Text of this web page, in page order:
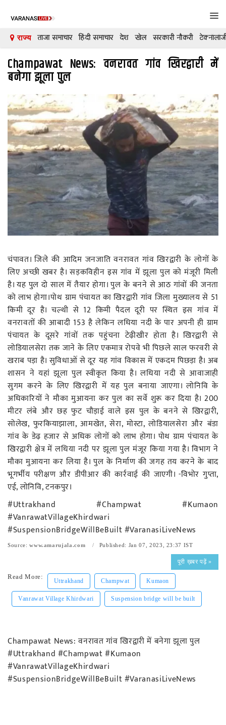
राज्य ताजा समाचार हिंदी समाचार देश खेल सरकारी नौकरी
देश
मनोरंजन
शिक्षा
कारोबार
खेल
क्रिकेट
टेक्नॉलॉजी
रोजगार
Champawat News: वनरावत गांव खिरद्वारी में
बनेगा झूला पुल
चंपावत। जिले की आदिम जनजाति वनरावत गांव खिरद्वारी के लोगों के
लिए अच्छी खबर है। सड़कविहीन इस गांव में झूला पुल को मंजूरी मिली
है। यह पुल दो साल में तैयार होगा। पुल के बनने से आठ गांवों की जनता
को लाभ होगा।पोथ ग्राम पंचायत का खिरद्वारी गांव जिला मुख्यालय से 51
किमी दूर है। चल्थी से 12 किमी पैदल दूरी पर स्थित इस गांव में
वनरावतों की आबादी 153 है लेकिन लधिया नदी के पार अपनी ही ग्राम
पंचायत के दूसरे गांवों तक पहुंचना टेढ़ीखीर होता है। खिरद्वारी से
लोडियालसेरा तक जाने के लिए एकमात्र रोपवे भी पिछले साल फरवरी से
खराब पड़ा है। सुविधाओं से दूर यह गांव विकास में एकदम पिछड़ा है। अब
शासन ने यहां झूला पुल स्वीकृत किया है। लधिया नदी से आवाजाही
सुगम करने के लिए खिरद्वारी में यह पुल बनाया जाएगा। लोनिवि के
अधिकारियों ने मौका मुआयना कर पुल का सर्वे शुरू कर दिया है। 200
मीटर लंबे और छह फुट चौड़ाई वाले इस पुल के बनने से खिरद्वारी,
सोलेख, फुरकियाझाला, आमखेत, सेरा, मोस्टा, लोडियालसेरा और बंडा
गांव के डेढ़ हजार से अधिक लोगों को लाभ होगा। पोथ ग्राम पंचायत के
खिरद्वारी क्षेत्र में लधिया नदी पर झूला पुल मंजूर किया गया है। विभाग ने
मौका मुआयना कर लिया है। पुल के निर्माण की जगह तय करने के बाद
भूगर्भीय परीक्षण और डीपीआर की कार्रवाई की जाएगी। -विभोर गुप्ता,
एई, लोनिवि, टनकपुर।
#Uttrakhand #Champwat #Kumaon
#VanrawatVillageKhirdwari
#SuspensionBridgeWillBeBuilt #VaranasiLiveNews
Source:www.amarujala.com Published: Jan 07, 2023, 23:37 IST
पूरी ख़बर पढ़ें »
Read More:
Uttrakhand Champwat Kumaon
Vanrawat Village Khirdwari Suspension bridge will be built
Champawat News: वनरावत गांव खिरद्वारी में बनेगा झूला पुल
#Uttrakhand #Champwat #Kumaon
#VanrawatVillageKhirdwari
#SuspensionBridgeWillBeBuilt #VaranasiLiveNews